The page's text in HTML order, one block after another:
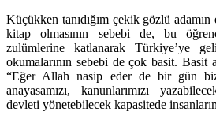
Küçükken tanıdığım çekik gözlü
kitap olmasının sebebi de, bu
zulümlerine katlanarak Türkiye’ye
okumalarının sebebi de çok basit.
“Eğer Allah nasip eder de bir gün
anayasamızı, kanunlarımızı
devleti yönetebilecek kapasitede